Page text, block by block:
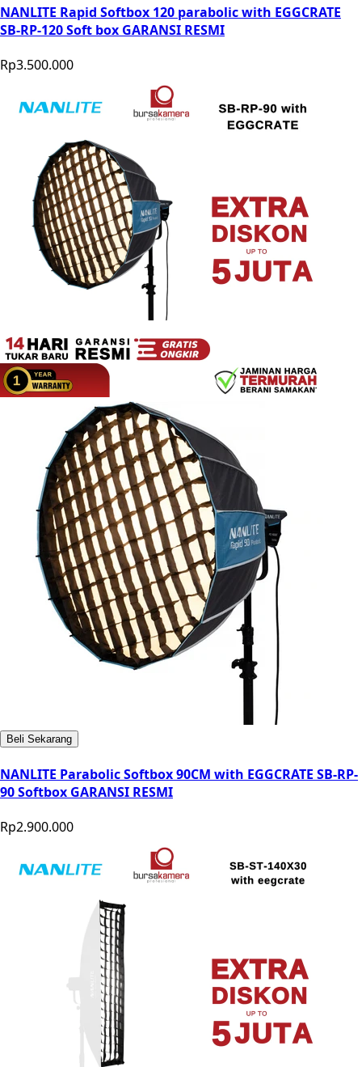
NANLITE Rapid Softbox 120 parabolic with EGGCRATE
SB-RP-120 Soft box GARANSI RESMI
Rp3.500.000
Beli Sekarang
NANLITE Parabolic Softbox 90CM with EGGCRATE SB-RP-
90 Softbox GARANSI RESMI
Rp2.900.000